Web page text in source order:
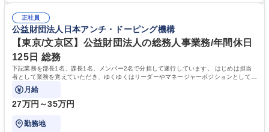
務人事】経験者歓迎！/阪急阪神HDグループ/年休124日
囲のメンバーと協調しつつ主体性を持って能動的に業務を推進できる方 学
歴・資格 学歴：大学院 大学 高専 短大 専修学校 高校 語学力： 資格：
正社員
公益財団法人日本アンチ・ドーピング機構
【東京/文京区】公益財団法人の総務人事業務/年間休日
125日 総務
下記業務を部長1名、課長1名、メンバー2名で分担して遂行しています。 はじめは担当
者として業務を覚えていただき、ゆくゆくはリーダーやマネージャーポジションとして活
躍いただくことを期待しています。
月給
27万円～35万円
勤務地